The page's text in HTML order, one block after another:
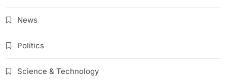
News
Politics
Science & Technology